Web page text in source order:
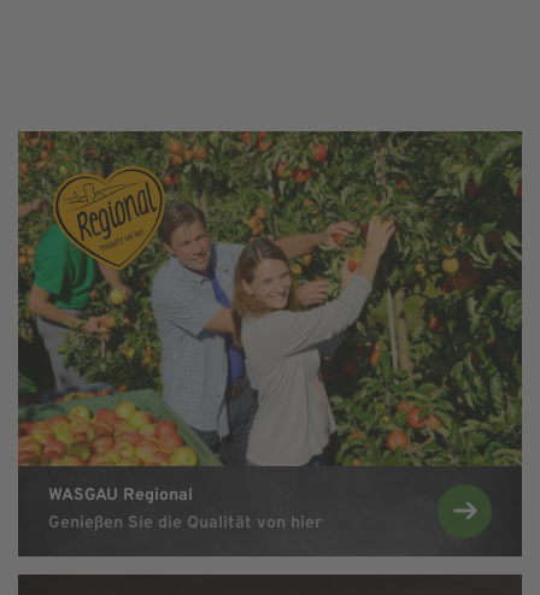
Zu WASGAU Regional
WASGAU Regional
Genießen Sie die Qualität von hier
Zu WASGAU